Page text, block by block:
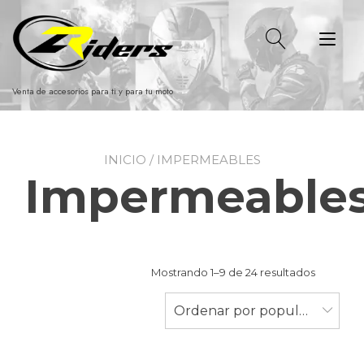
contenido
Venta de accesorios para ti y para tu moto
INICIO / IMPERMEABLES
Mostrando 1–9 de 24 resultados
Ordenar por popularidad